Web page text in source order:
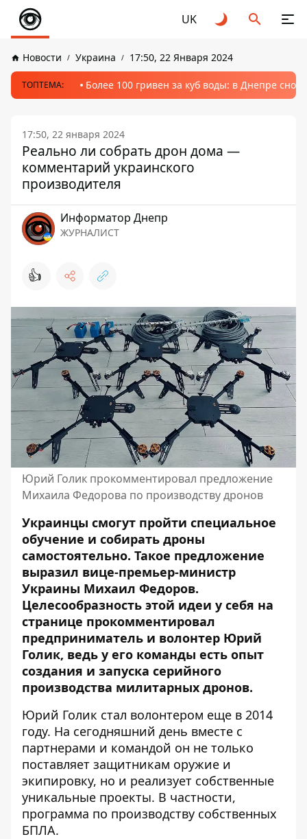
UK
Новости Украина 17:50, 22 Января 2024
ТОПТЕМА: Более 100 гривен за куб воды: в Днепре
17:50, 22 января 2024
Реально ли собрать дрон дома —
комментарий украинского
производителя
Информатор Днепр
ЖУРНАЛИСТ
👍
Юрий Голик прокомментировал предложение
Михаила Федорова по производству дронов
Украинцы смогут пройти специальное
обучение и собирать дроны
самостоятельно. Такое предложение
выразил вице-премьер-министр
Украины Михаил Федоров.
Целесообразность этой идеи у себя на
странице прокомментировал
предприниматель и волонтер Юрий
Голик, ведь у его команды есть опыт
создания и запуска серийного
производства милитарных дронов.
Юрий Голик стал волонтером еще в 2014
году. На сегодняшний день вместе с
партнерами и командой он не только
поставляет защитникам оружие и
экипировку, но и реализует собственные
уникальные проекты. В частности,
программа по производству собственных
БПЛА.